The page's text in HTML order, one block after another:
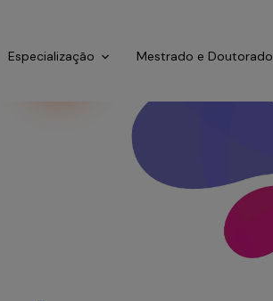
Especialização Mestrado e Doutorado